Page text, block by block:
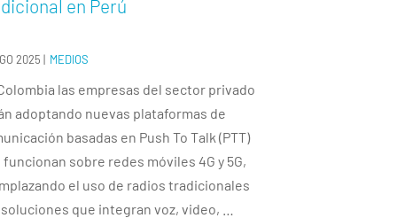
en Perú
2025 | MEDIOS
las empresas del sector privado
adoptando nuevas plataformas de
basadas en Push To Talk (PTT)
funcionan sobre redes móviles 4G y 5G,
el uso de radios tradicionales
que integran voz, video, …